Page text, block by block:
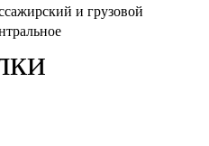
и грузовой